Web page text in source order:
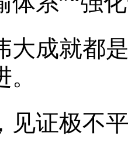
就都是
证极不平